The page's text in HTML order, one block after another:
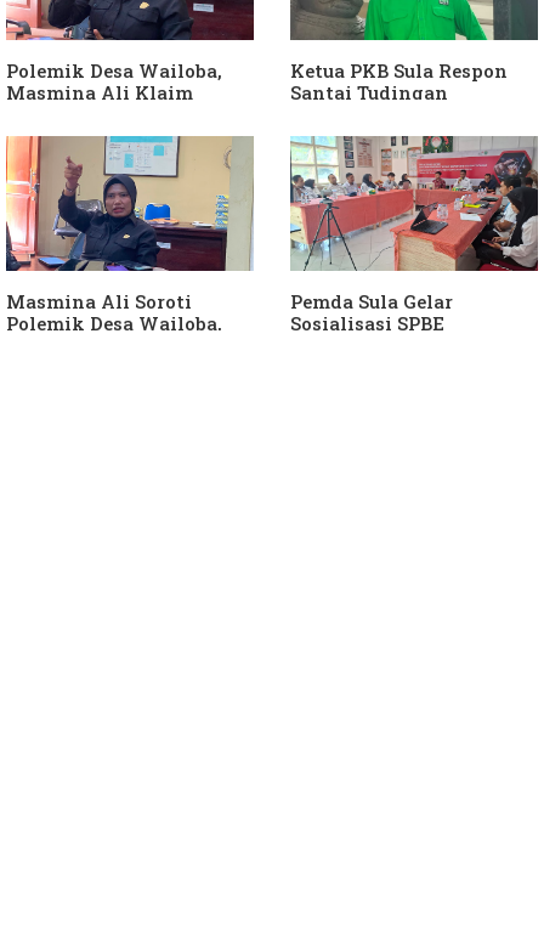
Polemik Desa Wailoba,
Masmina Ali Klaim
Keterlibatan Ketua PKB
Sula
Ketua PKB Sula Respon
Santai Tudingan
Dia Kangen Saya
Masmina Ali Soroti
Polemik Desa Wailoba,
Pemda Sula Gelar
Sosialisasi SPBE